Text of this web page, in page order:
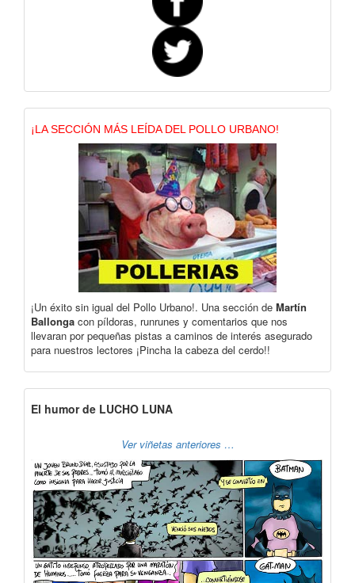
¡LA SECCIÓN MÁS LEÍDA DEL POLLO URBANO!
¡Un éxito sin igual del Pollo Urbano!. Una sección de Martín
Ballonga con píldoras, runrunes y comentarios que nos
llevaran por pequeñas pistas a caminos de interés asegurado
para nuestros lectores ¡Pincha la cabeza del cerdo!!
El humor de LUCHO LUNA
Ver viñetas anteriores …